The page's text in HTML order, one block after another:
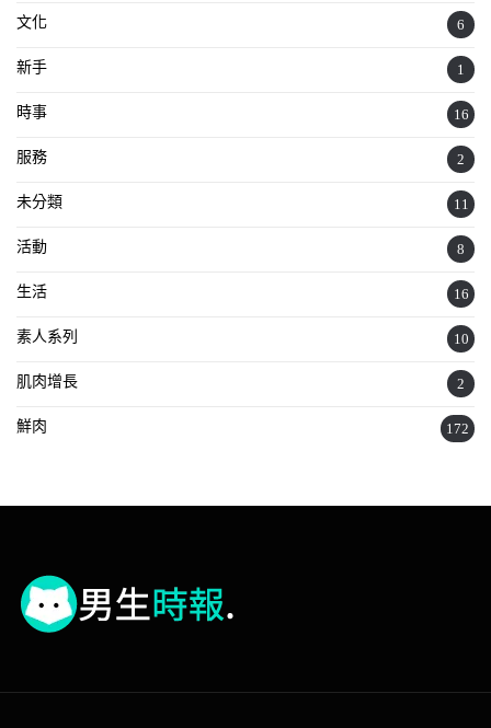
文化 6
新手 1
時事 16
服務 2
未分類 11
活動 8
生活 16
素人系列 10
肌肉增長 2
鮮肉 172